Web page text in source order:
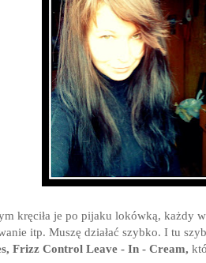
kręciła je po pijaku lokówką, każdy
itp. Muszę działać szybko. I tu
Frizz Control Leave - In - Cream,